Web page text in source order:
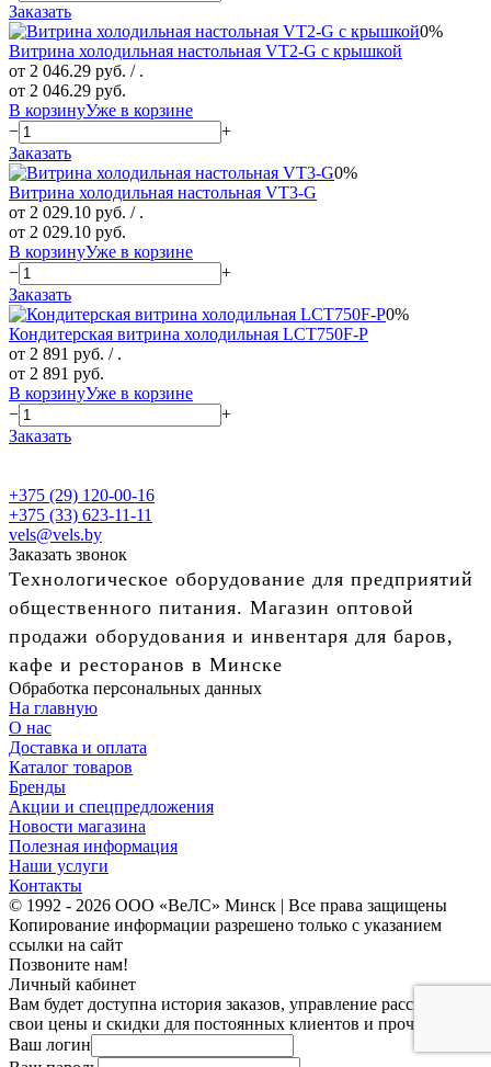
Заказать
0%
Витрина холодильная настольная VT2-G с крышкой
от 2 046.29 руб. / .
от 2 046.29 руб.
В корзинуУже в корзине
−
+
Заказать
0%
Витрина холодильная настольная VT3-G
от 2 029.10 руб. / .
от 2 029.10 руб.
В корзинуУже в корзине
−
+
Заказать
0%
Кондитерская витрина холодильная LCT750F-P
от 2 891 руб. / .
от 2 891 руб.
В корзинуУже в корзине
−
+
Заказать
+375 (29) 120-00-16
+375 (33) 623-11-11
vels@vels.by
Заказать звонок
Технологическое оборудование для предприятий
общественного питания. Магазин оптовой
продажи оборудования и инвентаря для баров,
кафе и ресторанов в Минске
Обработка персональных данных
На главную
О нас
Доставка и оплата
Каталог товаров
Бренды
Акции и спецпредложения
Новости магазина
Полезная информация
Наши услуги
Контакты
© 1992 - 2026 ООО «ВеЛС» Минск | Все права защищены
Копирование информации разрешено только с указанием
ссылки на сайт
Позвоните нам!
Личный кабинет
Вам будет доступна история заказов, управление рассылками,
свои цены и скидки для постоянных клиентов и прочее.
Ваш логин